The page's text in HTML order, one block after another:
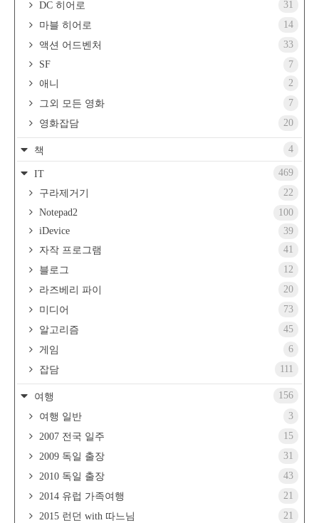
DC 히어로
31
마블 히어로
14
액션 어드벤처
33
SF
7
애니
2
그외 모든 영화
7
영화잡담
20
책 4
IT
469
구라제거기
22
Notepad2
100
iDevice
39
자작 프로그램
41
블로그
12
라즈베리 파이
20
미디어
73
알고리즘
45
게임
6
잡담
111
여행
156
여행 일반
3
2007 전국 일주
15
2009 독일 출장
31
2010 독일 출장
43
2014 유럽 가족여행
21
2015 런던 with 따느님
21